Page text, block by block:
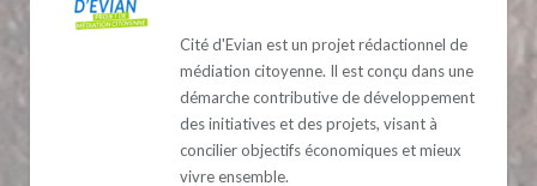
Cité d'Evian est un projet rédactionnel de
médiation citoyenne. Il est conçu dans une
démarche contributive de développement
des initiatives et des projets, visant à
concilier objectifs économiques et mieux
vivre ensemble.